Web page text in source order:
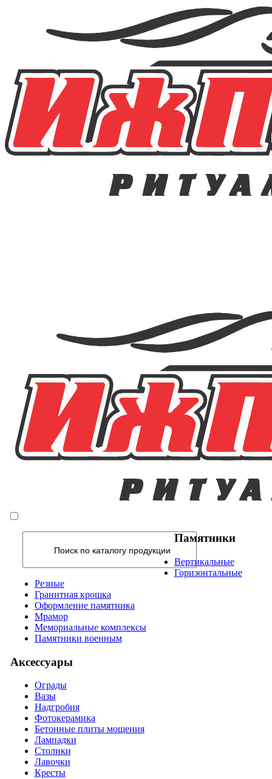
Памятники
Вертикальные
Горизонтальные
Резные
Гранитная крошка
Оформление памятника
Мрамор
Мемориальные комплексы
Памятники военным
Аксессуары
Ограды
Вазы
Надгробия
Фотокерамика
Бетонные плиты мощения
Лампадки
Столики
Лавочки
Кресты